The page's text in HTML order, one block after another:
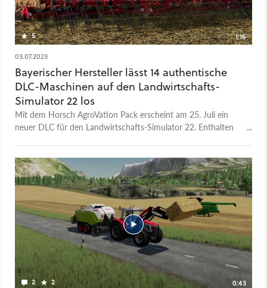
5
1:16
03.07.2023
Bayerischer Hersteller lässt 14 authentische
DLC-Maschinen auf den Landwirtschafts-
Simulator 22 los
Mit dem Horsch AgroVation Pack erscheint am 25. Juli ein
neuer DLC für den Landwirtschafts-Simulator 22. Enthalten
Bayern. Laut Entwickler umfasst das Paket effiziente
Hochleistungsmaschinen wie die Einzelkornsämaschine
Maestro 24.50 SV und die Sämaschine Avatar 12.25 D, den
Striegel Cura 24 ST oder die Messerwalze Cultro 12 TC sowie
die Hacke Transformer 12 VF. Die Karte basiert ebenfalls auf
einem realen Vorbild: »Mit der Horsch AgroVation Farm, die
sich real im tschechischen Knežmost befindet, erwartet Fans
eine originalgetreu nachgebaute Umgebung der Farm mit ihren
kleinen und großen Feldern sowie verschiedenen
Lagergebäuden«, so der Hersteller. Der DLC ist ab 25. Juli
2 2
0:43